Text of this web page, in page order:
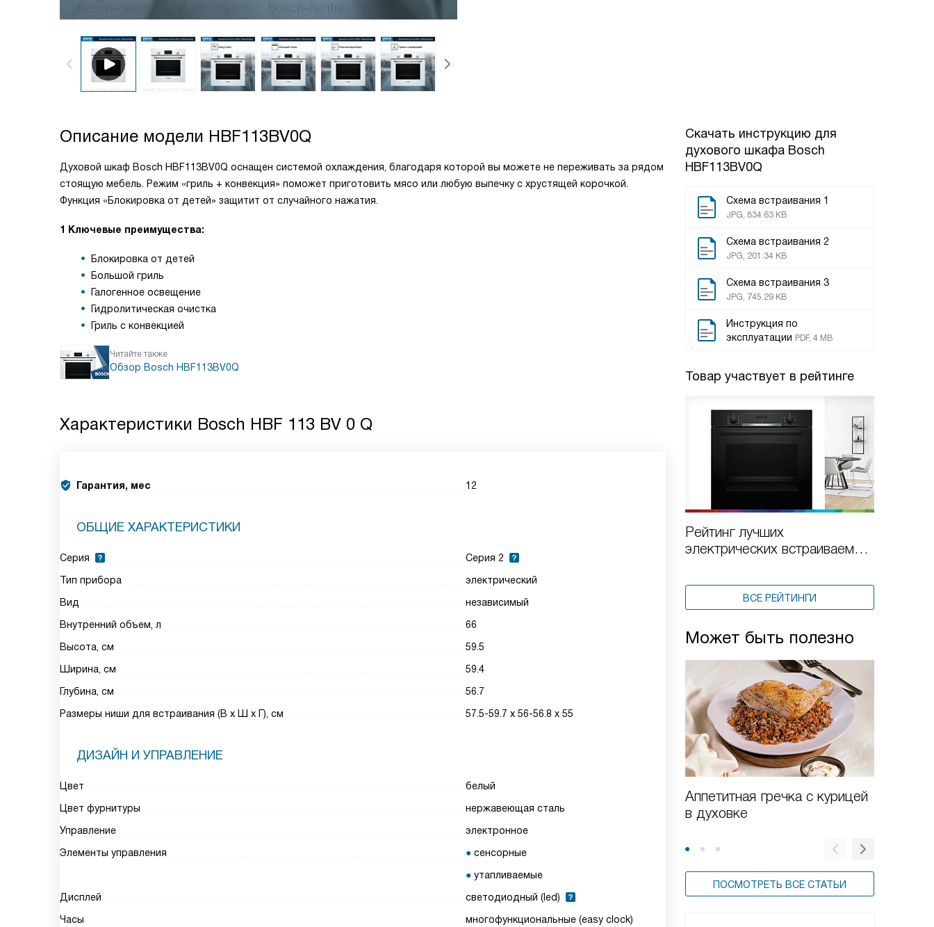
Скачать инструкцию для
духового шкафа Bosch
HBF113BV0Q
Схема встраивания 1
JPG, 834.63 KB
Схема встраивания 2
JPG, 201.34 KB
Схема встраивания 3
JPG, 745.29 KB
Инструкция по
эксплуатации PDF, 4 MB
Товар участвует в рейтинге
Рейтинг лучших
электрических встраиваемых
цене и качеству в 2025 году
ВСЕ РЕЙТИНГИ
Может быть полезно
Аппетитная гречка с курицей
в духовке
ПОСМОТРЕТЬ ВСЕ СТАТЬИ
Описание модели HBF113BV0Q
Духовой шкаф Bosch HBF113BV0Q оснащен системой охлаждения, благодаря которой вы можете не переживать за рядом
стоящую мебель. Режим «гриль + конвекция» поможет приготовить мясо или любую выпечку с хрустящей корочкой.
Функция «Блокировка от детей» защитит от случайного нажатия.
1 Ключевые преимущества:
Блокировка от детей
Большой гриль
Галогенное освещение
Гидролитическая очистка
Гриль с конвекцией
Читайте также
Обзор Bosch HBF113BV0Q
Характеристики Bosch HBF 113 BV 0 Q
Гарантия, мес 12
ОБЩИЕ ХАРАКТЕРИСТИКИ
Серия
Серия 2
Тип прибора
электрический
Вид
независимый
Внутренний объем, л
66
Высота, см
59.5
Ширина, см
59.4
Глубина, см
56.7
Размеры ниши для встраивания (В х Ш х Г), см
57.5-59.7 х 56-56.8 х 55
ДИЗАЙН И УПРАВЛЕНИЕ
Цвет
белый
Цвет фурнитуры
нержавеющая сталь
Управление
электронное
Элементы управления
сенсорные
утапливаемые
Дисплей
светодиодный (led)
Часы
многофункциональные (easy clock)